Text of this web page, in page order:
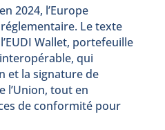
2024, l’Europe
Le texte
Wallet, portefeuille
qui
et la signature de
l’Union, tout en
de conformité pour